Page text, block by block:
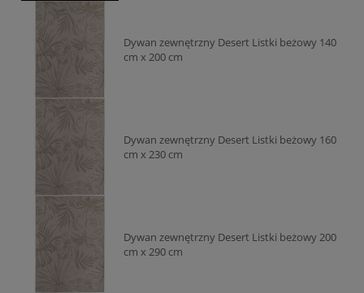
Dywan zewnętrzny Desert Listki beżowy 140
cm x 200 cm
Dywan zewnętrzny Desert Listki beżowy 160
cm x 230 cm
Dywan zewnętrzny Desert Listki beżowy 200
cm x 290 cm